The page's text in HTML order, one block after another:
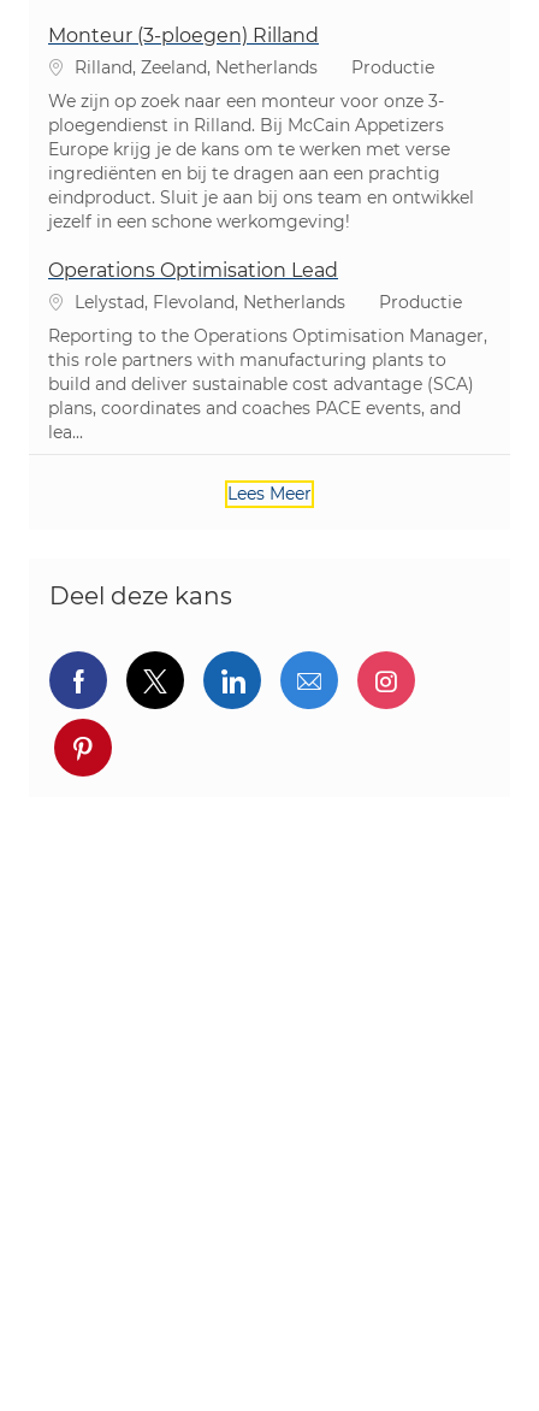
Monteur (3-ploegen) Rilland
PlaatsRilland, Zeeland, Netherlands Categorie
Productie
We zijn op zoek naar een monteur voor onze 3-
ploegendienst in Rilland. Bij McCain Appetizers
Europe krijg je de kans om te werken met verse
ingrediënten en bij te dragen aan een prachtig
eindproduct. Sluit je aan bij ons team en ontwikkel
jezelf in een schone werkomgeving!
Operations Optimisation Lead
PlaatsLelystad, Flevoland, Netherlands Categorie
Productie
Reporting to the Operations Optimisation Manager,
this role partners with manufacturing plants to
build and deliver sustainable cost advantage (SCA)
plans, coordinates and coaches PACE events, and
lea...
Lees Meer
Deel deze kans
Delen via Facebook
Delen via twitter
Delen via LinkedIn
Delen via e-mail
Delen via
Deel via pinterest